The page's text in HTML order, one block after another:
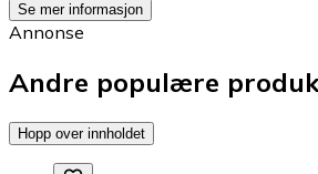
Se mer informasjon
Annonse
Andre populære
Hopp over innholdet